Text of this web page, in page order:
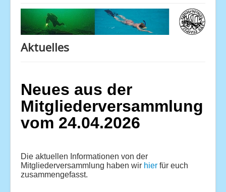
Startseite
Vereinsinfo
Training
Bildergalerie
Downloads
Weblinks
Impressum
Aktuelles
Neues aus der
Mitgliederversammlung
vom 24.04.2026
Die aktuellen Informationen von der
Mitgliederversammlung haben wir hier für euch
zusammengefasst.